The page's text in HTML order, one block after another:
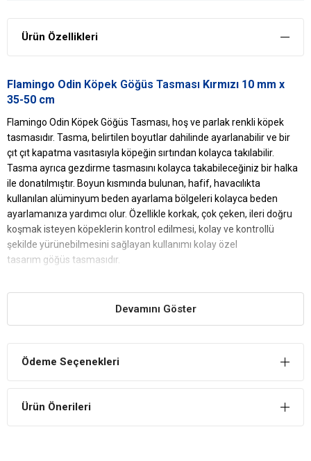
Ürün Özellikleri
Flamingo Odin Köpek Göğüs Tasması Kırmızı 10 mm x
35-50 cm
Flamingo Odin Köpek Göğüs Tasması, hoş ve parlak renkli köpek
tasmasıdır. Tasma, belirtilen boyutlar dahilinde ayarlanabilir ve bir
çıt çıt kapatma vasıtasıyla köpeğin sırtından kolayca takılabilir.
Tasma ayrıca gezdirme tasmasını kolayca takabileceğiniz bir halka
ile donatılmıştır. Boyun kısmında bulunan, hafif, havacılıkta
kullanılan alüminyum beden ayarlama bölgeleri kolayca beden
ayarlamanıza yardımcı olur. Özellikle korkak, çok çeken, ileri doğru
koşmak isteyen köpeklerin kontrol edilmesi, kolay ve kontrollü
şekilde yürünebilmesini sağlayan kullanımı kolay özel
tasarım göğüs tasmasıdır.
FlamingoOdin Köpek Göğüs Tasması Yararları
Köpeğinizin boynundaki gerilimi alır ve onun rahatça hareket
Vücuda Zarar Vermez
Devamını Göster
Ödeme Seçenekleri
Ürün Önerileri